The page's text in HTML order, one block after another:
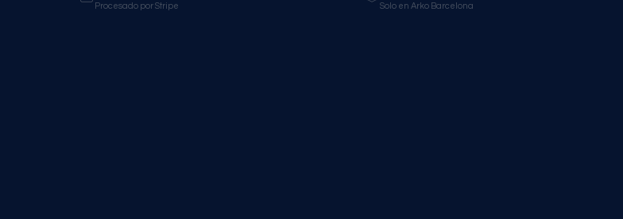
Procesado por Stripe Solo en Arko Barcelona